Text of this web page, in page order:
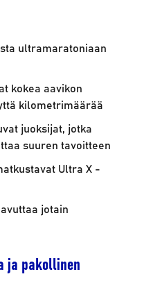
ultramaratoniaan
kokea aavikon
kilometrimäärää
juoksijat, jotka
suuren tavoitteen
Ultra X -
jotain
ja pakollinen